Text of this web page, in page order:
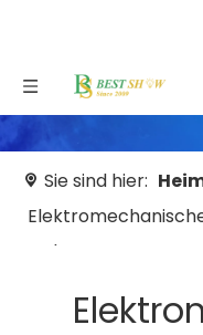
Sie sind hier:
Verbesserungen